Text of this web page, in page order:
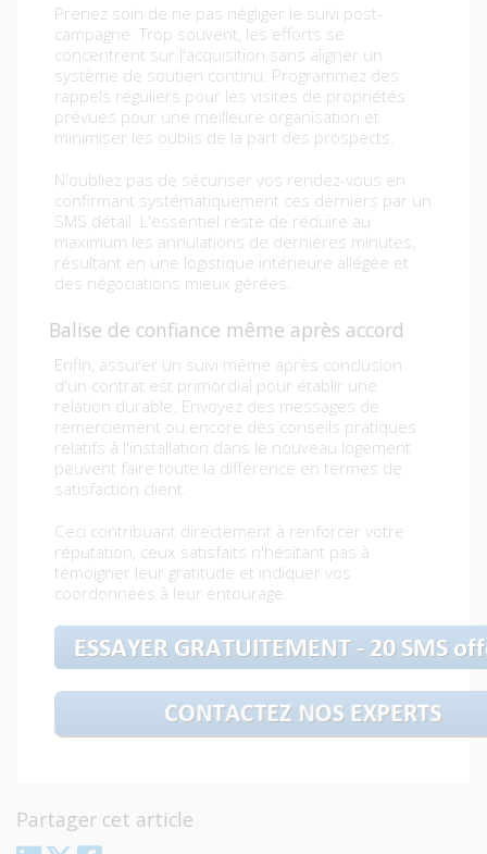
Prenez soin de ne pas négliger le suivi post-
campagne. Trop souvent, les efforts se
concentrent sur l'acquisition sans aligner un
système de soutien continu. Programmez des
rappels réguliers pour les visites de propriétés
prévues pour une meilleure organisation et
minimiser les oublis de la part des prospects.
N'oubliez pas de sécuriser vos rendez-vous en
confirmant systématiquement ces derniers par un
SMS détail. L'essentiel reste de réduire au
maximum les annulations de dernières minutes,
résultant en une logistique intérieure allégée et
des négociations mieux gérées.
Balise de confiance même après accord
Enfin, assurer un suivi même après conclusion
d'un contrat est primordial pour établir une
relation durable. Envoyez des messages de
remerciement ou encore des conseils pratiques
relatifs à l'installation dans le nouveau logement
peuvent faire toute la différence en termes de
satisfaction client.
Ceci contribuant directement à renforcer votre
réputation, ceux satisfaits n'hésitant pas à
témoigner leur gratitude et indiquer vos
coordonnées à leur entourage.
Partager cet article